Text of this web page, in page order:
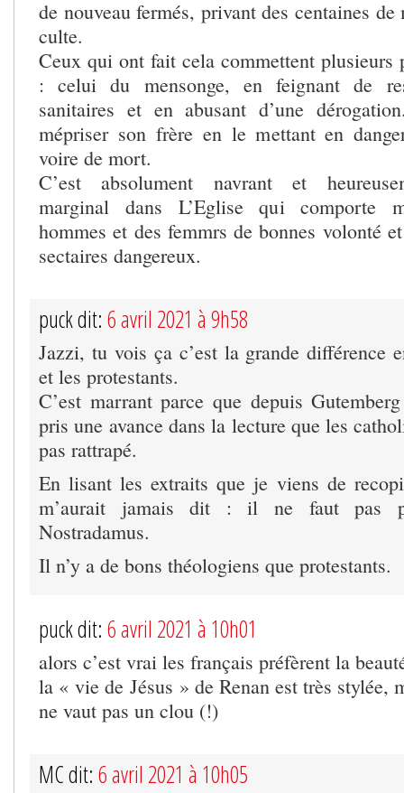
de nouveau fermés, privant des centaines
culte.
Ceux qui ont fait cela commettent plusieurs
: celui du mensonge, en feignant de
sanitaires et en abusant d’une
mépriser son frère en le mettant en
voire de mort.
C’est absolument navrant et
marginal dans L’Eglise qui comporte
hommes et des femmrs de bonnes volonté
sectaires dangereux.
puck dit: 6 avril 2021 à 9h58
Jazzi, tu vois ça c’est la grande différence
et les protestants.
C’est marrant parce que depuis
pris une avance dans la lecture que les
pas rattrapé.
En lisant les extraits que je viens de
m’aurait jamais dit : il ne faut pas
Nostradamus.
Il n’y a de bons théologiens que protestants.
puck dit: 6 avril 2021 à 10h01
alors c’est vrai les français préfèrent la
la « vie de Jésus » de Renan est très stylée,
ne vaut pas un clou (!)
MC dit: 6 avril 2021 à 10h05